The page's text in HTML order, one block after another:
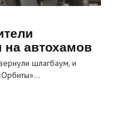
на автохамов
шлагбаум, и